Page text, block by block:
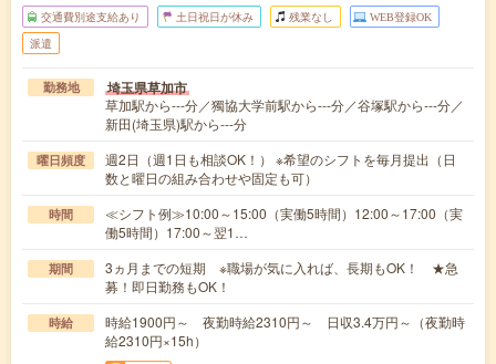
交通費別途支給あり 土日祝日が休み 残業なし WEB登録OK
派遣
勤務地 埼玉県草加市
草加駅から---分／獨協大学前駅から---分／谷塚駅から---分／
新田(埼玉県)駅から---分
曜日頻度
週2日（週1日も相談OK！） ※希望のシフトを毎月提出（日
数と曜日の組み合わせや固定も可）
時間
≪シフト例≫10:00～15:00（実働5時間）12:00～17:00（実
働5時間）17:00～翌1…
期間
3ヵ月までの短期 ※職場が気に入れば、長期もOK！ ★急
募！即日勤務もOK！
時給
時給1900円～ 夜勤時給2310円～ 日収3.4万円～（夜勤時
給2310円×15h）